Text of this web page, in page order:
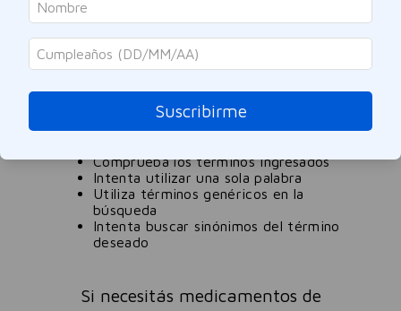
OOPS!
No encontramos ningún resultado para
¿Qué debo hacer?
Comprueba los términos ingresados
Intenta utilizar una sola palabra
Utiliza términos genéricos en la
búsqueda
Intenta buscar sinónimos del término
deseado
Si necesitás medicamentos de
Suscribirme